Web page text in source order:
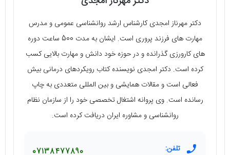
دکتر مهرناز امجدی کارشناس ارشد روانشناسی عمومی و مدرس
مهارت های فرزند پروری است. ایشان به مدت 500 ساعت دوره
های کارورزی گذرانده و در حوزه خود دانش و مهارت بالایی کسب
کرده است. دکتر امجدی نویسنده کتاب رویکردهای درمانی بیش
فعالی است و مقالات همایشی و بین المللی متعددی به چاپ
رسانده است. وی پروانه اشتغال تخصصی خود را از سازمان نظام
روانشناسی و مشاوره ایران دریافت کرده است.
تلفن: 07138477890